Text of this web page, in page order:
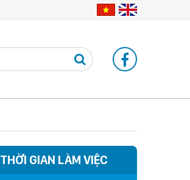
THỜI GIAN LÀM VIỆC